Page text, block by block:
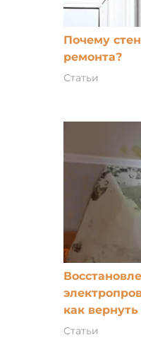
Почему
ремонта?
Статьи
как
Статьи